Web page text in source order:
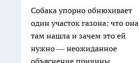
Собака упорно обнюхивает
один участок газона: что она
там нашла и зачем это ей
нужно — неожиданное